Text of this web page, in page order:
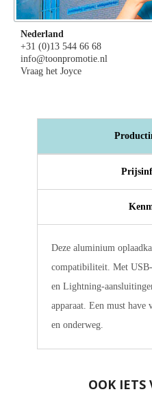
Nederland
+31 (0)13 544 66 68
info@toonpromotie.nl
Vraag het Joyce
Deze aluminium
compatibiliteit. Met
en Lightning-
apparaat. Een must have
en onderweg.
OOK IETS